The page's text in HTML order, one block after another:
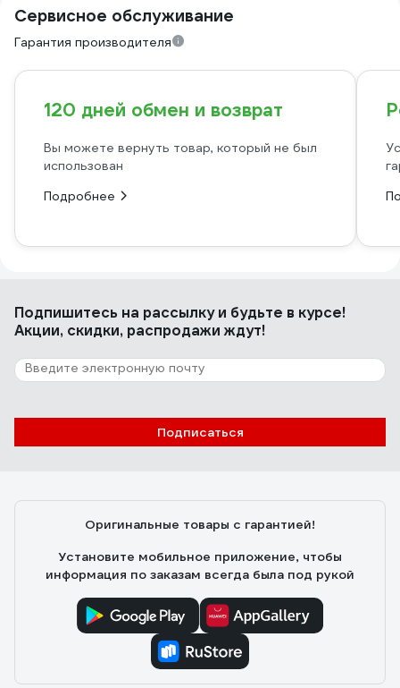
лёжа на боку не протекает и не
воняет!
Сервисное обслуживание
Гарантия производителя
120 дней обмен и возврат
Вы можете вернуть товар, который не был
использован
Подробнее
Подпишитесь на рассылкуи будьте в курсе!
Акции, скидки, распродажи ждут!
Подписаться
Оригинальные товары с гарантией!
Установите мобильное приложение, чтобы
информация по заказам всегда была под рукой